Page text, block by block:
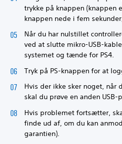
trykke på knappen (knappen
knappen nede i fem
Når du har nulstillet
ved at slutte mikro-USB-
systemet og tænde for PS4.
Tryk på PS-knappen for at
Hvis der ikke sker noget, når
skal du prøve en anden USB-
Hvis problemet fortsætter,
finde ud af, om du kan
garantien).